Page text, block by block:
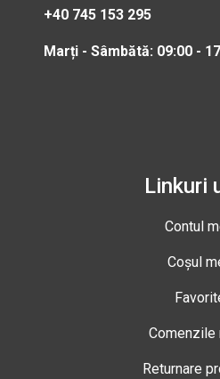
+40 745 153 295
Marți - Sâmbătă: 09:00 -
Linkuri
Contul
Coșul
Comenzile
Returnare